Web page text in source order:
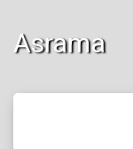
Asrama